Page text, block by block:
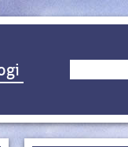
Søg